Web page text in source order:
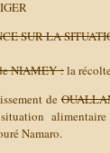
SUR LA
NIAMEY :la
de
Namaro.